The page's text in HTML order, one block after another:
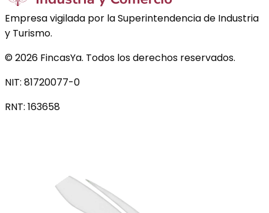
Empresa vigilada por la Superintendencia de Industria
y Turismo.
©2026 FincasYa. Todos los derechos reservados.
NIT: 81720077-0
RNT: 163658